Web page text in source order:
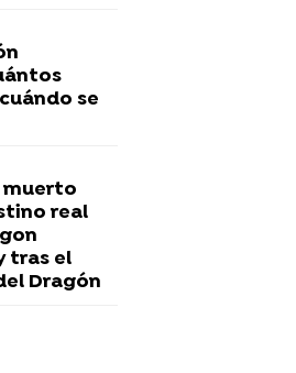
se
muerto
real
tras el
Dragón